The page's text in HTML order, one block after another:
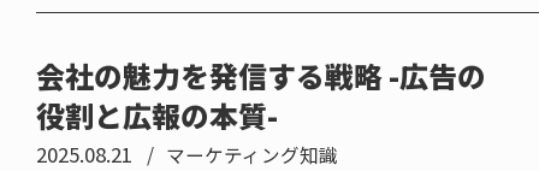
会社の魅力を発信する戦略 -広告の
役割と広報の本質-
2025.08.21 マーケティング知識